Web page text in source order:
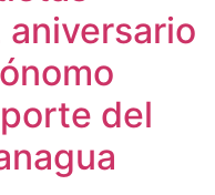
del